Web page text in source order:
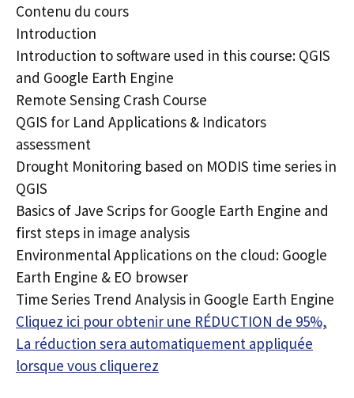
Contenu du cours
Introduction
Introduction to software used in this course: QGIS
and Google Earth Engine
Remote Sensing Crash Course
QGIS for Land Applications & Indicators
assessment
Drought Monitoring based on MODIS time series in
QGIS
Basics of Jave Scrips for Google Earth Engine and
first steps in image analysis
Environmental Applications on the cloud: Google
Earth Engine & EO browser
Time Series Trend Analysis in Google Earth Engine
Cliquez ici pour obtenir une RÉDUCTION de 95%,
La réduction sera automatiquement appliquée
lorsque vous cliquerez